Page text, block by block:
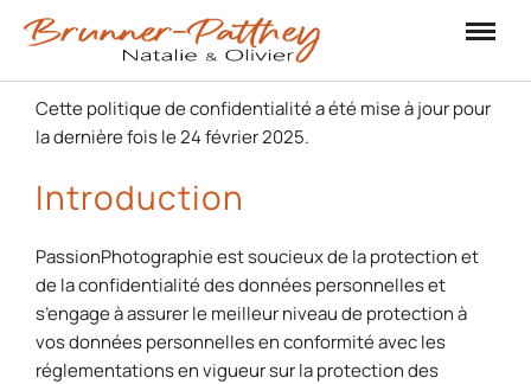
Cette politique de confidentialité a été mise à jour pour
la dernière fois le 24 février 2025.
Introduction
PassionPhotographie est soucieux de la protection et
de la confidentialité des données personnelles et
s’engage à assurer le meilleur niveau de protection à
vos données personnelles en conformité avec les
réglementations en vigueur sur la protection des